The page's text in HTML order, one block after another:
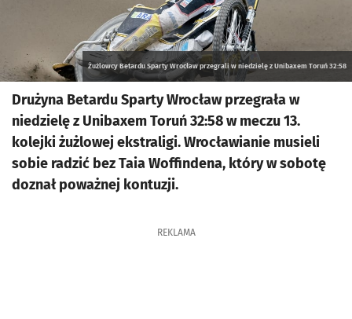
Żużlowcy Betardu Sparty Wrocław przegrali w niedzielę z Unibaxem Toruń 32:58
Drużyna Betardu Sparty Wrocław przegrała w
niedzielę z Unibaxem Toruń 32:58 w meczu 13.
kolejki żużlowej ekstraligi. Wrocławianie musieli
sobie radzić bez Taia Woffindena, który w sobotę
doznał poważnej kontuzji.
REKLAMA